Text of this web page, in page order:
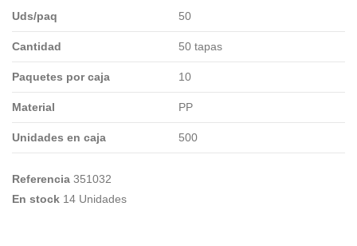
Uds/paq 50
Cantidad 50 tapas
Paquetes por caja 10
Material PP
Unidades en caja 500
Referencia 351032
En stock 14 Unidades